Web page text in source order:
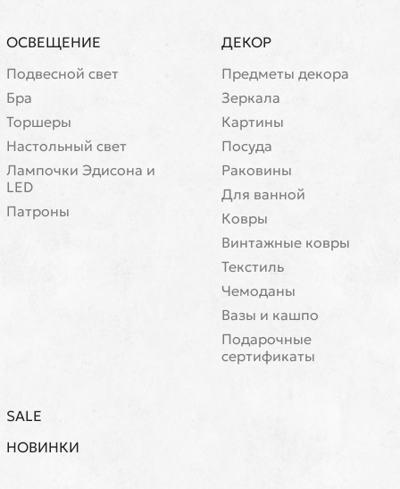
ОСВЕЩЕНИЕ
Подвесной свет
Бра
Торшеры
Настольный свет
Лампочки Эдисона и
LED
Патроны
ДЕКОР
Предметы декора
Зеркала
Картины
Посуда
Раковины
Для ванной
Ковры
Винтажные ковры
Текстиль
Чемоданы
Вазы и кашпо
Подарочные
сертификаты
SALE
НОВИНКИ